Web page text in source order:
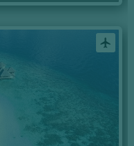
airplanemode_active